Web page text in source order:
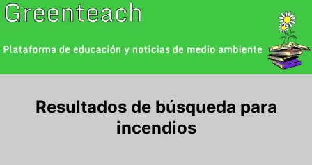
Saltar
al
Resultados de búsqueda para
incendios